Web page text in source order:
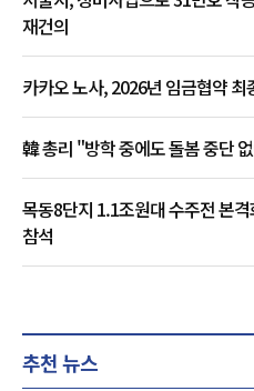
재건의
카카오 노사, 2026년 임금협약
韓 총리 "방학 중에도 돌봄 중단
목동8단지 1.1조원대 수주전 본
참석
추천 뉴스